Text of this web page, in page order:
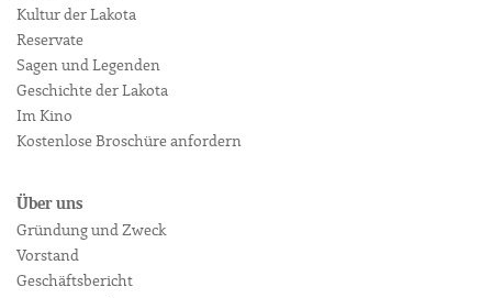
Kultur der Lakota
Reservate
Sagen und Legenden
Geschichte der Lakota
Im Kino
Kostenlose Broschüre anfordern
Über uns
Gründung und Zweck
Vorstand
Geschäftsbericht